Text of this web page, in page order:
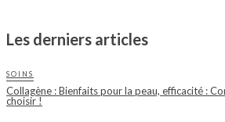
Les derniers articles
SOINS
Collagène : Bienfaits pour la peau, efficacité :
choisir !